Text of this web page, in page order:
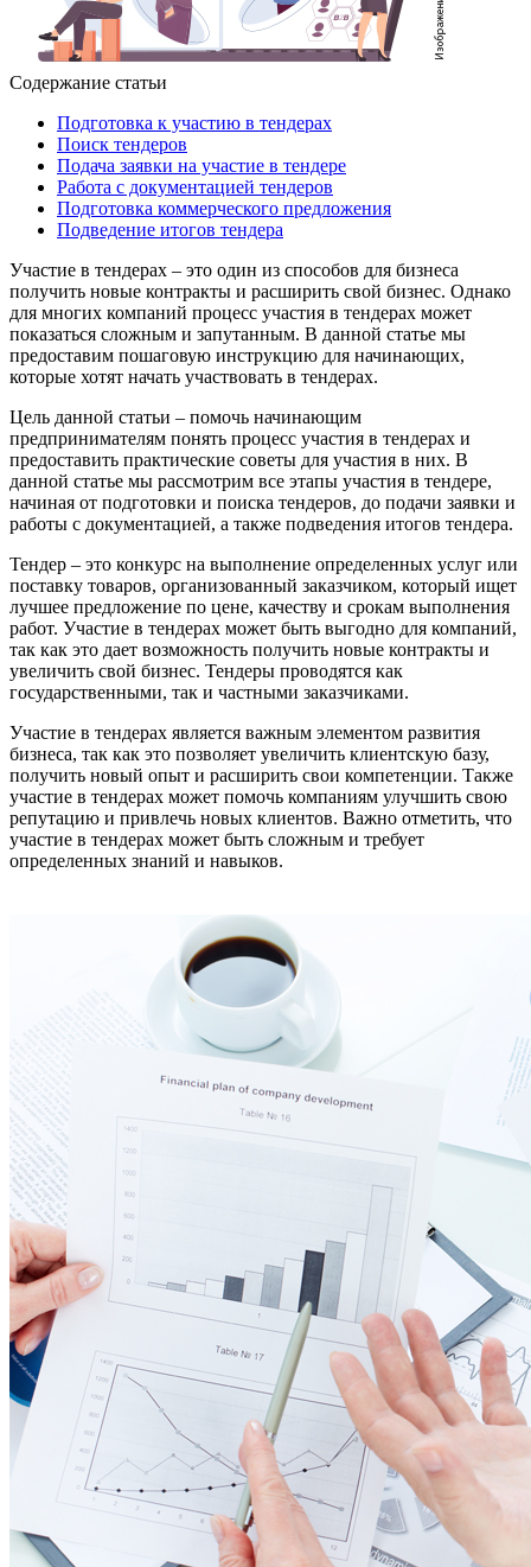
Содержание статьи
Подготовка к участию в тендерах
Поиск тендеров
Подача заявки на участие в тендере
Работа с документацией тендеров
Подготовка коммерческого предложения
Подведение итогов тендера
Участие в тендерах – это один из способов для бизнеса
получить новые контракты и расширить свой бизнес. Однако
для многих компаний процесс участия в тендерах может
показаться сложным и запутанным. В данной статье мы
предоставим пошаговую инструкцию для начинающих,
которые хотят начать участвовать в тендерах.
Цель данной статьи – помочь начинающим
предпринимателям понять процесс участия в тендерах и
предоставить практические советы для участия в них. В
данной статье мы рассмотрим все этапы участия в тендере,
начиная от подготовки и поиска тендеров, до подачи заявки и
работы с документацией, а также подведения итогов тендера.
Тендер – это конкурс на выполнение определенных услуг или
поставку товаров, организованный заказчиком, который ищет
лучшее предложение по цене, качеству и срокам выполнения
работ. Участие в тендерах может быть выгодно для компаний,
так как это дает возможность получить новые контракты и
увеличить свой бизнес. Тендеры проводятся как
государственными, так и частными заказчиками.
Участие в тендерах является важным элементом развития
бизнеса, так как это позволяет увеличить клиентскую базу,
получить новый опыт и расширить свои компетенции. Также
участие в тендерах может помочь компаниям улучшить свою
репутацию и привлечь новых клиентов. Важно отметить, что
участие в тендерах может быть сложным и требует
определенных знаний и навыков.